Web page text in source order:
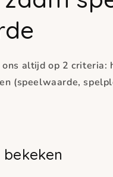
altijd op 2 criteria:
(speelwaarde,